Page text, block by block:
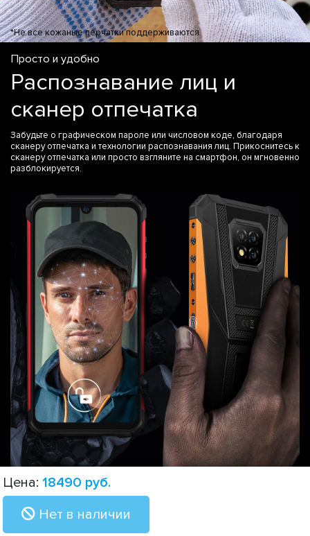
Цена: 18490 руб.
Нет в наличии
*Не все кожаные перчатки поддерживаются.
Просто и удобно
Распознавание лиц и
сканер отпечатка
Забудьте о графическом пароле или числовом коде, благодаря
сканеру отпечатка и технологии распознавания лиц. Прикоснитесь к
сканеру отпечатка или просто взгляните на смартфон, он мгновенно
разблокируется.
NFC и Google Pay